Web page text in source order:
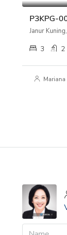
Janur
3 2
Mariana